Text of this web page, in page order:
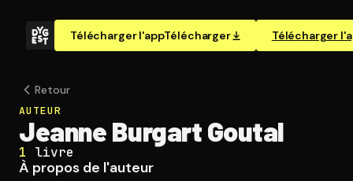
Télécharger l'appTélécharger Télécharger
Retour
AUTEUR
Jeanne Burgart Goutal
1 livre
À propos de l'auteur